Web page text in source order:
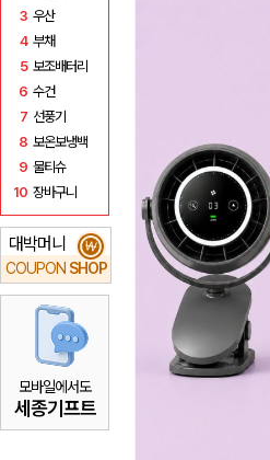
3 우산
4 부채
5 보조배터리
6 수건
7 선풍기
8 보온보냉백
9 물티슈
10 장바구니
대박머니
COUPON SHOP
₩
모바일에서도
세종기프트